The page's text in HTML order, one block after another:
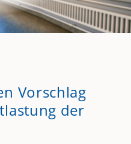
Vorschlag
der